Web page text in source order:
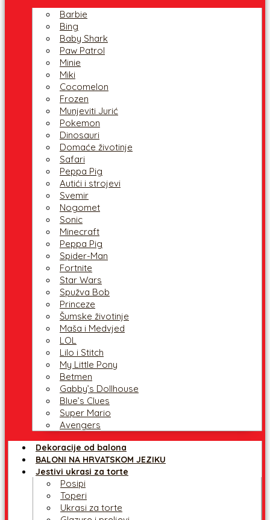
Barbie
Bing
Baby Shark
Paw Patrol
Minie
Miki
Cocomelon
Frozen
Munjeviti Jurić
Pokemon
Dinosauri
Domaće životinje
Safari
Peppa Pig
Autići i strojevi
Svemir
Nogomet
Sonic
Minecraft
Peppa Pig
Spider-Man
Fortnite
Star Wars
Spužva Bob
Princeze
Šumske životinje
Maša i Medvjed
LOL
Lilo i Stitch
My Little Pony
Betmen
Gabby’s Dollhouse
Blue’s Clues
Super Mario
Avengers
Dekoracije od balona
BALONI NA HRVATSKOM JEZIKU
Jestivi ukrasi za torte
Posipi
Toperi
Ukrasi za torte